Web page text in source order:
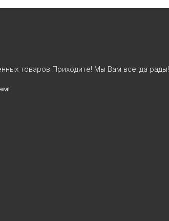
товаров Приходите! Мы Вам всегда рады!